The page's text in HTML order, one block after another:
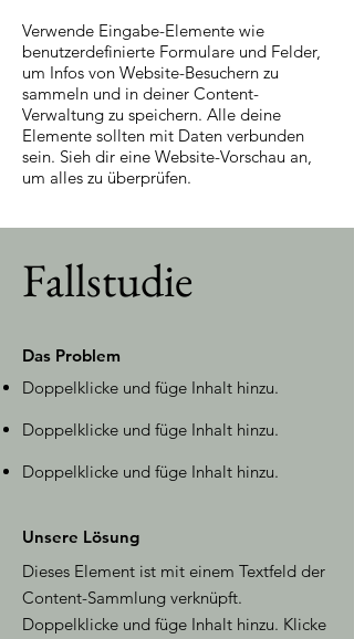
Verwende Eingabe-Elemente wie
benutzerdefinierte Formulare und Felder,
um Infos von Website-Besuchern zu
sammeln und in deiner Content-
Verwaltung zu speichern. Alle deine
Elemente sollten mit Daten verbunden
sein. Sieh dir eine Website-Vorschau an,
um alles zu überprüfen.
Fallstudie
Das Problem
Doppelklicke und füge Inhalt hinzu.
Doppelklicke und füge Inhalt hinzu.
Doppelklicke und füge Inhalt hinzu.
Unsere Lösung
Dieses Element ist mit einem Textfeld der
Content-Sammlung verknüpft.
Doppelklicke und füge Inhalt hinzu. Klicke